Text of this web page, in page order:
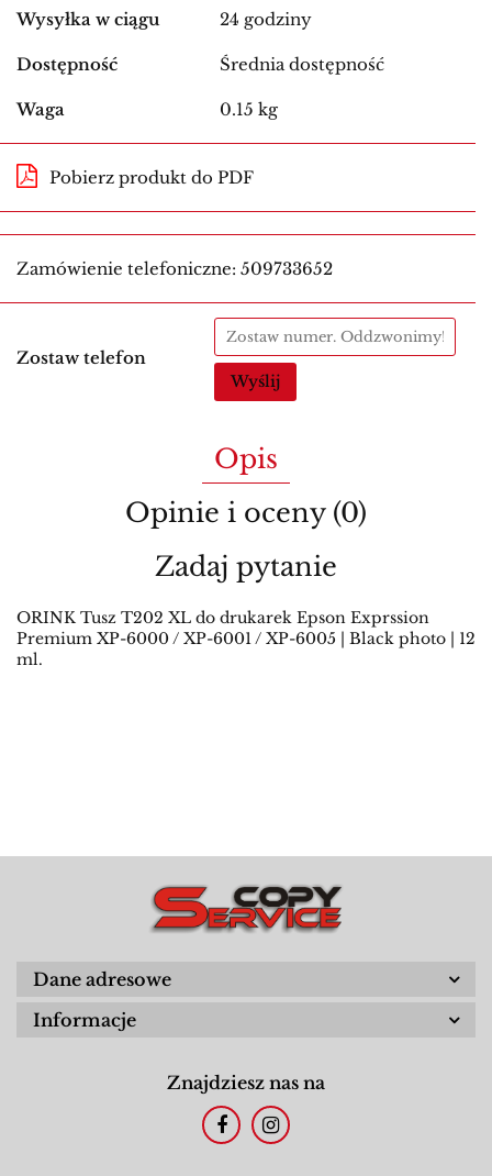
Wysyłka w ciągu 24 godziny
Dostępność Średnia dostępność
Waga 0.15 kg
Pobierz produkt do PDF
Zamówienie telefoniczne: 509733652
Zostaw telefon
Wyślij
Opis
Opinie i oceny (0)
Zadaj pytanie
ORINK Tusz T202 XL do drukarek Epson Exprssion
Premium XP-6000 / XP-6001 / XP-6005 | Black photo | 12
ml.
Dane adresowe
Informacje
Znajdziesz nas na